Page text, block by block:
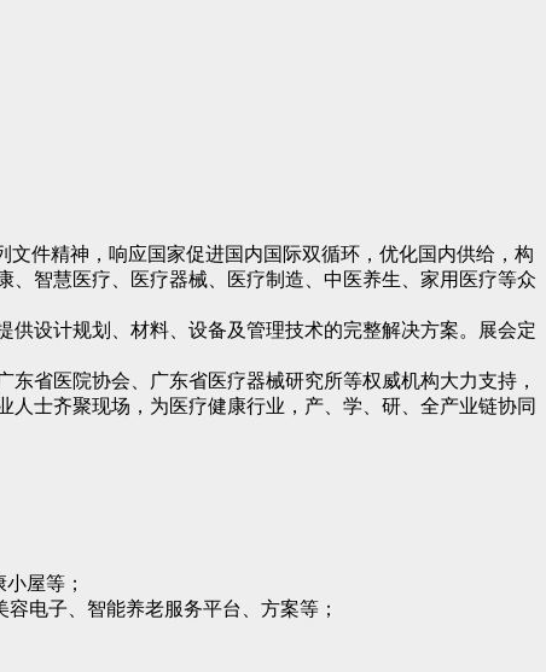
件精神，响应国家促进国内国际双循环，优化国内供给，构
智慧医疗、医疗器械、医疗制造、中医养生、家用医疗等众
设计规划、材料、设备及管理技术的完整解决方案。展会定
省医院协会、广东省医疗器械研究所等权威机构大力支持，
士齐聚现场，为医疗健康行业，产、学、研、全产业链协同
屋等；
电子、智能养老服务平台、方案等；